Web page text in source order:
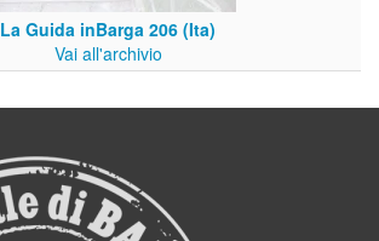
La Guida inBarga 206 (Ita)
Vai all'archivio